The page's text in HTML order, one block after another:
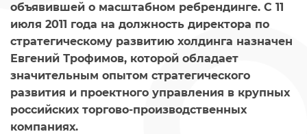
объявившей о масштабном ребрендинге. С 11
июля 2011 года на должность директора по
стратегическому развитию холдинга назначен
Евгений Трофимов, которой обладает
значительным опытом стратегического
развития и проектного управления в крупных
российских торгово-производственных
компаниях.